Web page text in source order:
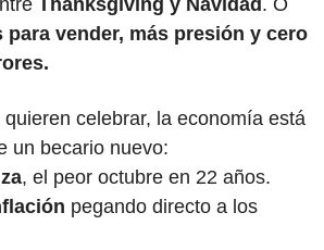
para vender, más presión y cero
celebrar, la economía está
un becario nuevo:
, el peor octubre en 22 años.
pegando directo a los